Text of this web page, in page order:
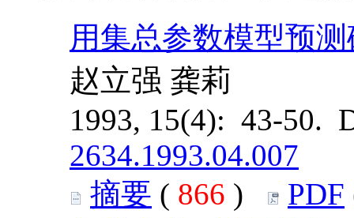
用集总参数模型预
赵立强 龚莉
1993, 15(4): 43-50.
2634.1993.04.007
摘要 ( 866 ) PDF